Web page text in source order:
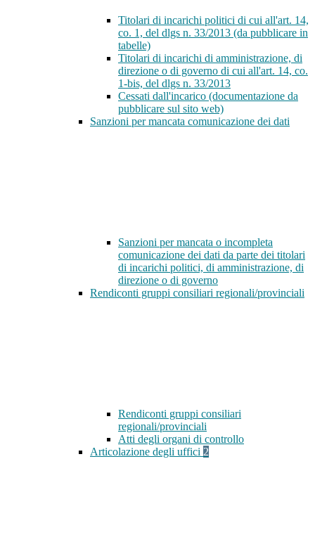
Titolari di incarichi politici di cui all'art. 14,
co. 1, del dlgs n. 33/2013 (da pubblicare in
tabelle)
Titolari di incarichi di amministrazione, di
direzione o di governo di cui all'art. 14, co.
1-bis, del dlgs n. 33/2013
Cessati dall'incarico (documentazione da
pubblicare sul sito web)
Sanzioni per mancata comunicazione dei dati
Sanzioni per mancata o incompleta
comunicazione dei dati da parte dei titolari
di incarichi politici, di amministrazione, di
direzione o di governo
Rendiconti gruppi consiliari regionali/provinciali
Rendiconti gruppi consiliari
regionali/provinciali
Atti degli organi di controllo
Articolazione degli uffici 2